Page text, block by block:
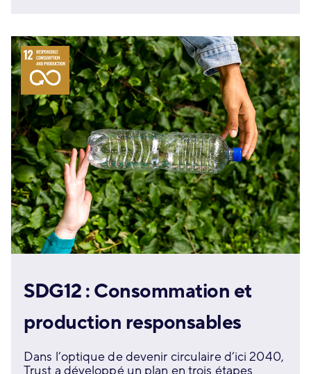
SDG12 : Consommation et
production responsables
Dans l’optique de devenir circulaire d’ici 2040,